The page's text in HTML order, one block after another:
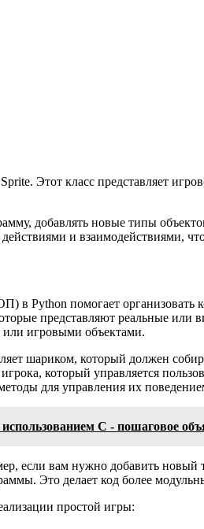
Этот класс представляет
добавлять новые типы
и взаимодействиями,
Python помогает организовать
представляют реальные или
или игровыми объектами.
шариком, который должен
который управляется
для управления их
C - пошаговое
если вам нужно добавить новый
Это делает код более
простой игры: